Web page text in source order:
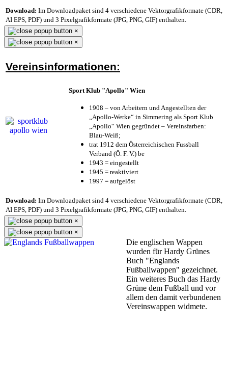
Download: Im Downloadpaket sind 4 verschiedene Vektorgrafikformate (CDR,
AI EPS, PDF) und 3 Pixelgrafikformate (JPG, PNG, GIF) enthalten.
×
×
Vereinsinformationen:
Sport Klub "Apollo" Wien
1908 – von Arbeitern und Angestellten der
„Apollo-Werke“ in Simmering als Sport Klub
„Apollo“ Wien gegründet – Vereinsfarben:
Blau-Weiß;
trat 1912 dem Österreichischen Fussball
Verband (Ö. F. V.) be
1943 = eingestellt
1945 = reaktiviert
1997 = aufgelöst
Download: Im Downloadpaket sind 4 verschiedene Vektorgrafikformate (CDR,
AI EPS, PDF) und 3 Pixelgrafikformate (JPG, PNG, GIF) enthalten.
×
×
Die englischen Wappen
wurden für Hardy Grünes
Buch "Englands
Fußballwappen" gezeichnet.
Ein weiteres Buch das Hardy
Grüne dem Fußball und vor
allem den damit verbundenen
Vereinswappen widmete.